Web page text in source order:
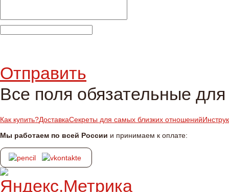
Отправить
Все поля обязательные
Как купить?ДоставкаСекреты для самых близких отношений
Мы работаем по всей России и принимаем к оплате: